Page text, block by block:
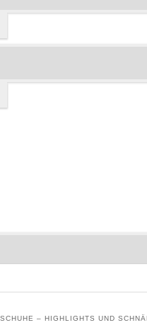
– HIGHLIGHTS UND